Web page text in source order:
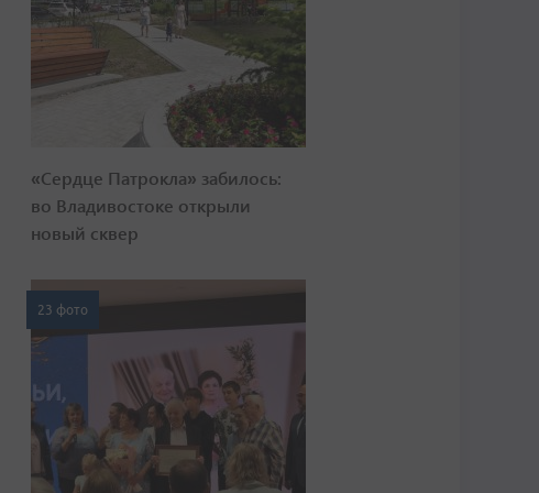
«Сердце Патрокла» забилось:
во Владивостоке открыли
новый сквер
23 фото